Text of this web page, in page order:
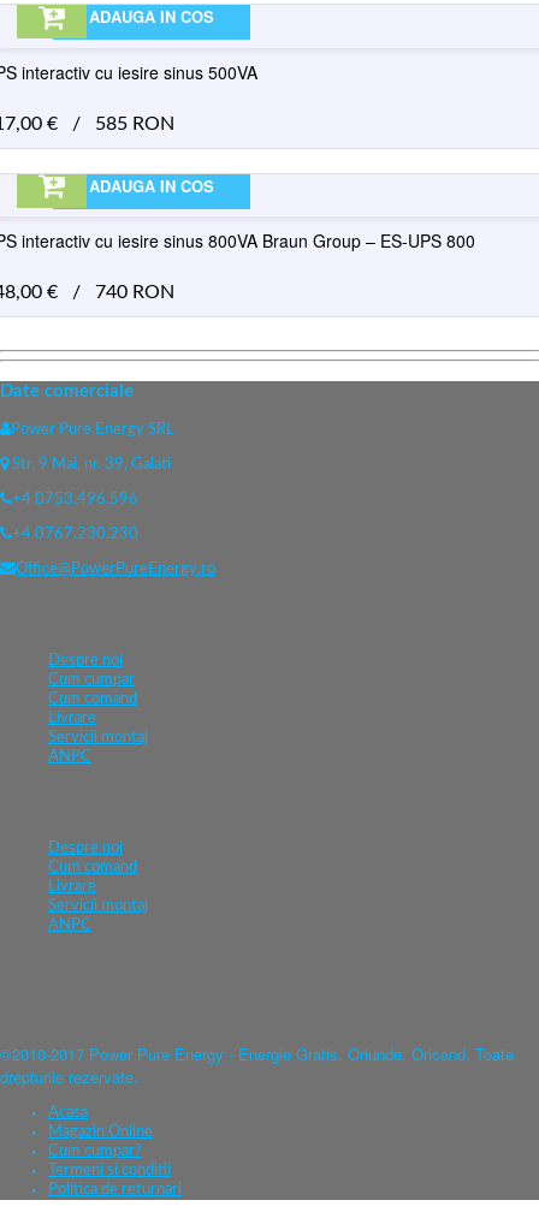
ADAUGA IN COS
interactiv cu iesire sinus 500VA
€ / 585 RON
ADAUGA IN COS
interactiv cu iesire sinus 800VA Braun Group – ES-UPS 800
€ / 740 RON
Date comerciale
Power Pure Energy SRL
Str. 9 Mai, nr. 39, Galati
+4 0753.496.596
+4 0767.230.230
Office@PowerPureEnergy.ro
Despre noi
Cum cumpar
Cum comand
Livrare
Servicii montaj
ANPC
Despre noi
Cum comand
Livrare
Servicii montaj
ANPC
©2010-2017 Power Pure Energy - Energie Gratis. Oriunde. Oricand. Toate
drepturile rezervate.
Acasa
Magazin Online
Cum cumpar?
Termeni si conditii
Politica de returnari